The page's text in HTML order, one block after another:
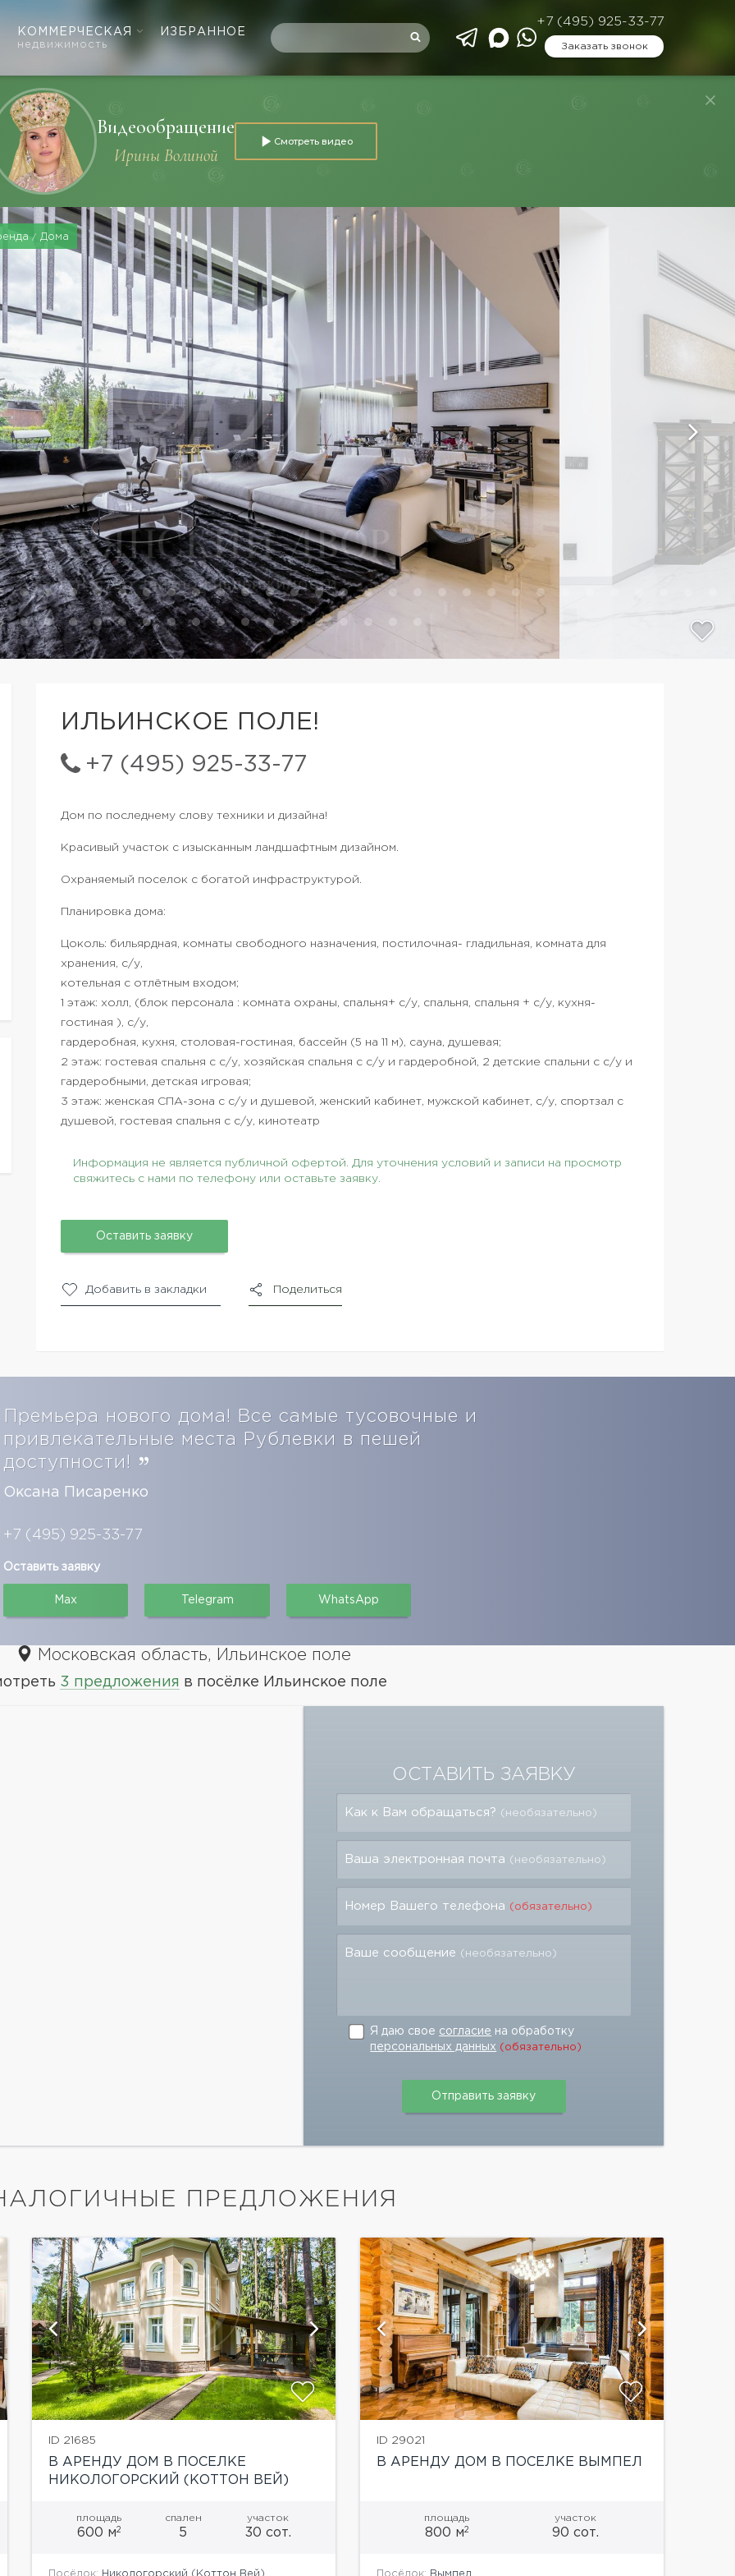
КОММЕРЧЕСКАЯ
недвижимость
ИЗБРАННОЕ
+7 (495) 925-33-77
Заказать звонок
Видеообращение
Ирины Волиной
Смотреть видео
Дома
ИЛЬИНСКОЕ ПОЛЕ!
+7 (495) 925-33-77
Дом по последнему слову техники и дизайна!
Красивый участок с изысканным ландшафтным дизайном.
Охраняемый поселок с богатой инфраструктурой.
Планировка дома:
Цоколь: бильярдная, комнаты свободного назначения, постилочная- гладильная, комната для
хранения, с/у,
котельная с отлётным входом;
1 этаж: холл, (блок персонала : комната охраны, спальня+ с/у, спальня, спальня + с/у, кухня-
гостиная ), с/у,
гардеробная, кухня, столовая-гостиная, бассейн (5 на 11 м), сауна, душевая;
2 этаж: гостевая спальня с с/у, хозяйская спальня с с/у и гардеробной, 2 детские спальни с с/у и
гардеробными, детская игровая;
3 этаж: женская СПА-зона с с/у и душевой, женский кабинет, мужской кабинет, с/у, спортзал с
душевой, гостевая спальня с с/у, кинотеатр
Информация не является публичной офертой. Для уточнения условий и записи на просмотр
свяжитесь с нами по телефону или оставьте заявку.
Оставить заявку
Добавить в закладки Поделиться
нового дома! Все самые тусовочные и
привлекательные места Рублевки в пешей
доступности!
Оксана Писаренко
+7 (495) 925-33-77
Оставить заявку
Max Telegram WhatsApp
Московская область, Ильинское поле
3 предложения в посёлке Ильинское поле
ОСТАВИТЬ ЗАЯВКУ
Как к Вам обращаться? (необязательно)
Ваша электронная почта (необязательно)
Номер Вашего телефона (обязательно)
Ваше сообщение (необязательно)
Я даю свое согласие на обработку
персональных данных (обязательно)
ПРЕДЛОЖЕНИЯ
ID 21685
В АРЕНДУ ДОМ В ПОСЕЛКЕ
НИКОЛОГОРСКИЙ (КОТТОН ВЕЙ)
площадь
600 м2
спален
5
участок
30 сот.
Посёлок: Никологорский (Коттон Вей)
показать ещё 29 фотографий
ID 29021
В АРЕНДУ ДОМ В ПОСЕЛКЕ ВЫМПЕЛ
площадь
800 м2
участок
90 сот.
Посёлок: Вымпел